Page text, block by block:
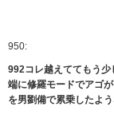
950:
992コレ越えててもう
端に修羅モードでアゴ
を男劉備で累乗したよ